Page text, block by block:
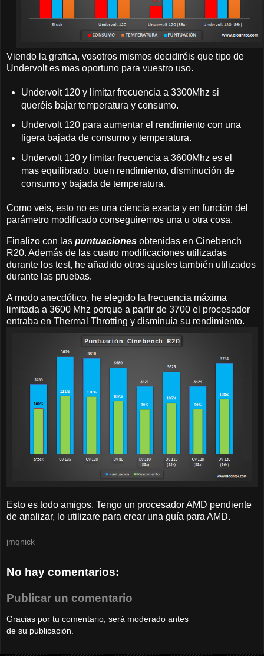
Viendo la grafica, vosotros mismos decidiréis que tipo de
Undervolt es mas oportuno para vuestro uso.
Undervolt 120 y limitar frecuencia a 3300Mhz si
queréis bajar temperatura y consumo.
Undervolt 120 para aumentar el rendimiento con una
ligera bajada de consumo y temperatura.
Undervolt 120 y limitar frecuencia a 3600Mhz es el
mas equilibrado, buen rendimiento, disminución de
consumo y bajada de temperatura.
Como veis, esto no es una ciencia exacta y en función del
parámetro modificado conseguiremos una u otra cosa.
Finalizo con las puntuaciones obtenidas en Cinebench
R20. Además de las cuatro modificaciones utilizadas
durante los test, he añadido otros ajustes también utilizados
durante las pruebas.
A modo anecdótico, he elegido la frecuencia máxima
limitada a 3600 Mhz porque a partir de 3700 el procesador
entraba en Thermal Throtting y disminuía su rendimiento.
Esto es todo amigos. Tengo un procesador AMD pendiente
de analizar, lo utilizare para crear una guía para AMD.
jmqnick
No hay comentarios:
Publicar un comentario
Gracias por tu comentario, será moderado antes
de su publicación.